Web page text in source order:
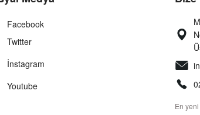
Facebook
Twitter
İnstagram
Youtube
En